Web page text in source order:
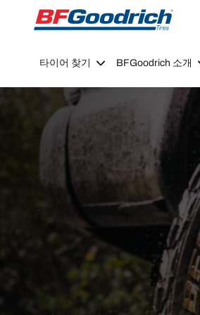
Go to page content Go to page navigation
타이어 찾기 BFGoodrich 소개